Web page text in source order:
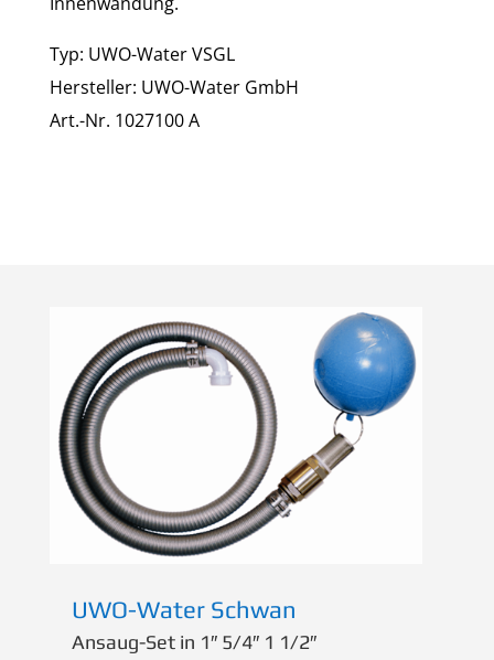
Typ: UWO-Water VSGL
Hersteller: UWO-Water GmbH
Art.-Nr. 1027100 A
UWO-Water Schwan
Ansaug-Set in 1″ 5/4″ 1 1/2″